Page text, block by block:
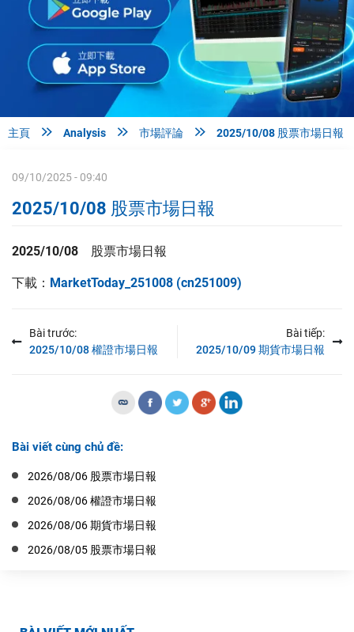
主頁  Analysis  市場評論  2025/10/08 股票市場日報
09/10/2025 - 09:40
2025/10/08 股票市場日報
2025/10/08 股票市場日報
下載： MarketToday_251008 (cn251009)
Bài trước:
2025/10/08 權證市場日報
Bài tiếp:
2025/10/09 期貨市場日報
Bài viết cùng chủ đề:
2026/08/06 股票市場日報
2026/08/06 權證市場日報
2026/08/06 期貨市場日報
2026/08/05 股票市場日報